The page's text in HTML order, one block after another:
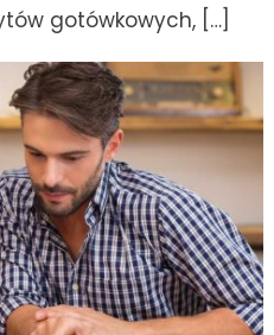
gotówkowych, […]